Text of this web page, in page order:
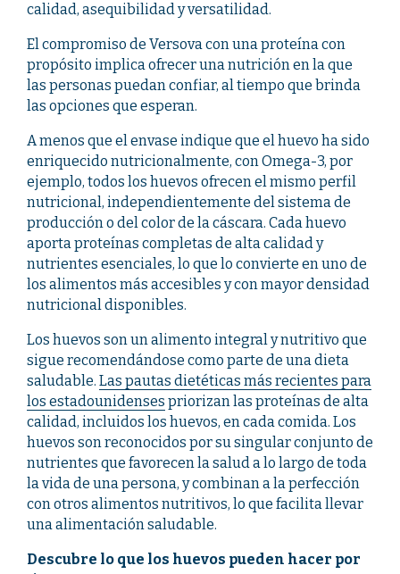
calidad, asequibilidad y versatilidad.
El compromiso de Versova con una proteína con
propósito implica ofrecer una nutrición en la que
las personas puedan confiar, al tiempo que brinda
las opciones que esperan.
A menos que el envase indique que el huevo ha sido
enriquecido nutricionalmente, con Omega-3, por
ejemplo, todos los huevos ofrecen el mismo perfil
nutricional, independientemente del sistema de
producción o del color de la cáscara. Cada huevo
aporta proteínas completas de alta calidad y
nutrientes esenciales, lo que lo convierte en uno de
los alimentos más accesibles y con mayor densidad
nutricional disponibles.
Los huevos son un alimento integral y nutritivo que
sigue recomendándose como parte de una dieta
saludable. Las pautas dietéticas más recientes para
los estadounidenses priorizan las proteínas de alta
calidad, incluidos los huevos, en cada comida. Los
huevos son reconocidos por su singular conjunto de
nutrientes que favorecen la salud a lo largo de toda
la vida de una persona, y combinan a la perfección
con otros alimentos nutritivos, lo que facilita llevar
una alimentación saludable.
Descubre lo que los huevos pueden hacer por